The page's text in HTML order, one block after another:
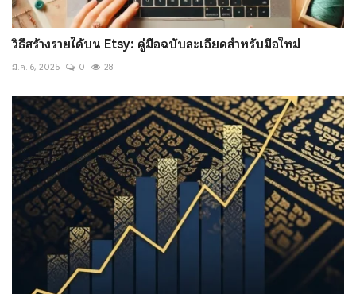
วิธีสร้างรายได้บน Etsy: คู่มือฉบับละเอียดสำหรับมือใหม่
มี.ค. 6, 2025 0 28